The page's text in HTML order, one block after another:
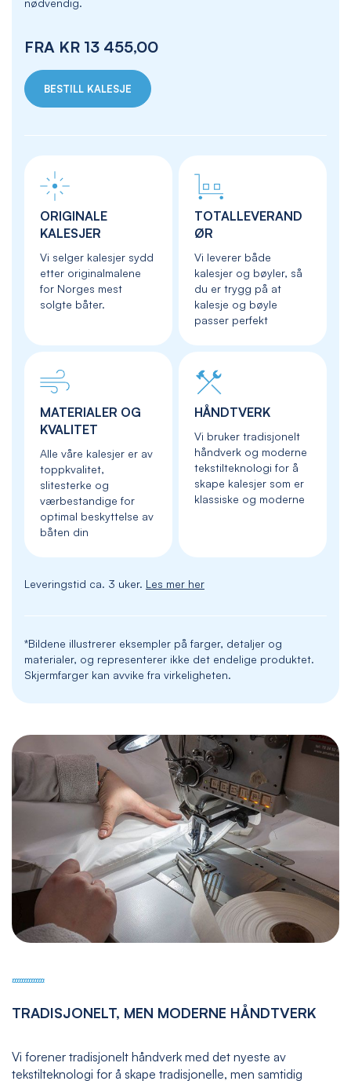
nødvendig.
FRA KR 13 455,00
BESTILL KALESJE
ORIGINALE
KALESJER
Vi selger kalesjer sydd
etter originalmalene
for Norges mest
solgte båter.
TOTALLEVERAND
ØR
Vi leverer både
kalesjer og bøyler, så
du er trygg på at
kalesje og bøyle
passer perfekt
MATERIALER OG
KVALITET
Alle våre kalesjer er av
toppkvalitet,
slitesterke og
værbestandige for
optimal beskyttelse av
båten din
HÅNDTVERK
Vi bruker tradisjonelt
håndverk og moderne
tekstilteknologi for å
skape kalesjer som er
klassiske og moderne
Leveringstid ca. 3 uker. Les mer her
*Bildene illustrerer eksempler på farger, detaljer og
materialer, og representerer ikke det endelige produktet.
Skjermfarger kan avvike fra virkeligheten.
TRADISJONELT, MEN MODERNE HÅNDTVERK
Vi forener tradisjonelt håndverk med det nyeste av
tekstilteknologi for å skape tradisjonelle, men samtidig